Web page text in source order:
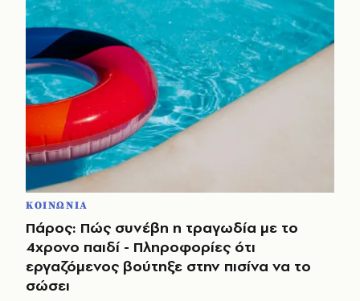
ΚΟΙΝΩΝΙΑ
Πάρος: Πώς συνέβη η τραγωδία με το
4χρονο παιδί - Πληροφορίες ότι
εργαζόμενος βούτηξε στην πισίνα να το
σώσει